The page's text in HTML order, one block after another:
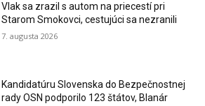
Vlak sa zrazil s autom na priecestí pri
Starom Smokovci, cestujúci sa nezranili
7. augusta 2026
Kandidatúru Slovenska do Bezpečnostnej
rady OSN podporilo 123 štátov, Blanár